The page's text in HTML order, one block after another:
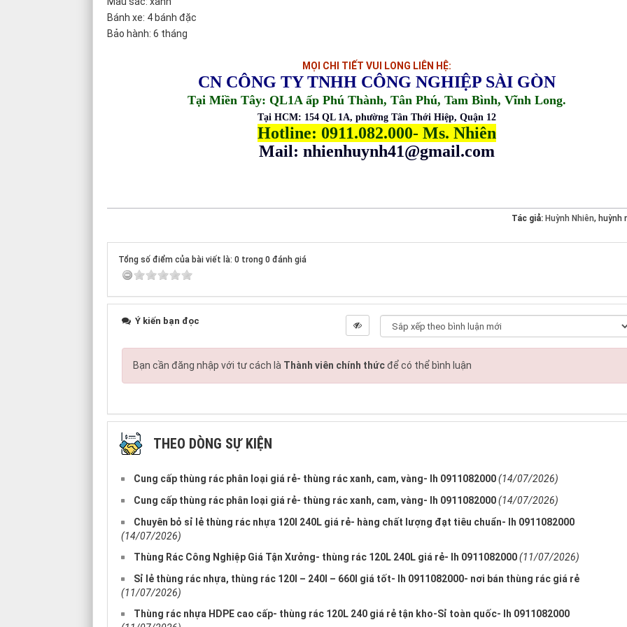
Bánh xe: 4 bánh đặc
Bảo hành: 6 tháng
MỌI CHI TIẾT VUI LONG LIÊN HỆ:
CN CÔNG TY TNHH CÔNG NGHIỆP SÀI GÒN
Tại Miền Tây: QL1A ấp Phú Thành, Tân Phú, Tam Bình, Vĩnh Long.
Tại HCM: 154 QL 1A, phường Tân Thới Hiệp, Quận 12
Hotline: 0911.082.000- Ms. Nhiên
Mail: nhienhuynh41@gmail.com
Tác giả: Huỳnh Nhiên, huỳnh
Tổng số điểm của bài viết là: 0 trong 0 đánh giá
Ý kiến bạn đọc
Bạn cần đăng nhập với tư cách là Thành viên chính thứcđể có thể bình luận
THEO DÒNG SỰ KIỆN
Cung cấp thùng rác phân loại giá rẻ- thùng rác xanh, cam, vàng- lh 0911082000(14/07/2026)
Cung cấp thùng rác phân loại giá rẻ- thùng rác xanh, cam, vàng- lh 0911082000(14/07/2026)
Chuyên bỏ sỉ lẻ thùng rác nhựa 120l 240L giá rẻ- hàng chất lượng đạt tiêu chuẩn- lh 0911082000
(14/07/2026)
Thùng Rác Công Nghiệp Giá Tận Xưởng- thùng rác 120L 240L giá rẻ- lh 0911082000(11/07/2026)
Sỉ lẻ thùng rác nhựa, thùng rác 120l – 240l – 660l giá tốt- lh 0911082000- nơi bán thùng rác giá rẻ
(11/07/2026)
Thùng rác nhựa HDPE cao cấp- thùng rác 120L 240 giá rẻ tận kho-Sỉ toàn quốc- lh 0911082000